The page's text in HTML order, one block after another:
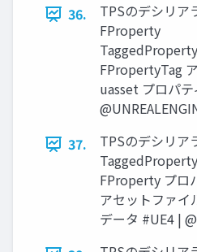
36.
TPSのデシリア
FProperty
FPropertyTag
uasset プロパ
37.
TPSのデシリア
FProperty プロ
アセットファイ
データ #UE4 |